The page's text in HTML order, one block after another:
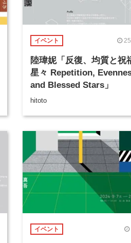
イベント
陸瑋妮「反復、均質と祝
星々 Repetition,
and Blessed Stars」
hitoto
イベント